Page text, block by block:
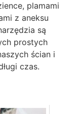
plamami
z aneksu
są
prostych
ścian i
czas.